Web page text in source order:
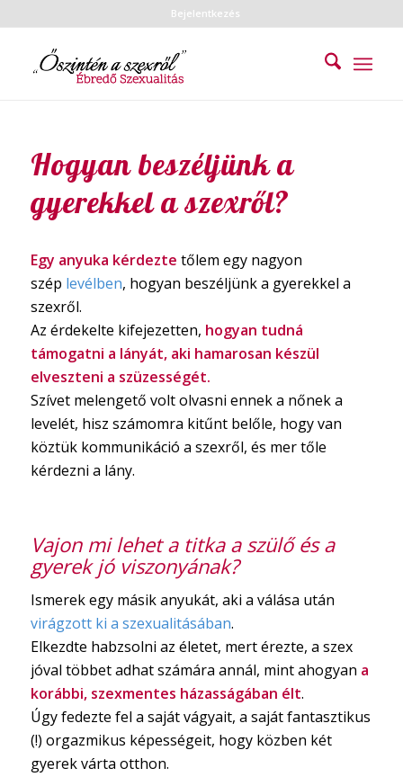
Bejelentkezés
Hogyan beszéljünk a
gyerekkel a szexről?
Egy anyuka kérdezte tőlem egy nagyon
szép levélben, hogyan beszéljünk a gyerekkel a
szexről.
Az érdekelte kifejezetten, hogyan tudná
támogatni a lányát, aki hamarosan készül
elveszteni a szüzességét.
Szívet melengető volt olvasni ennek a nőnek a
levelét, hisz számomra kitűnt belőle, hogy van
köztük kommunikáció a szexről, és mer tőle
kérdezni a lány.
Vajon mi lehet a titka a szülő és a
gyerek jó viszonyának?
Ismerek egy másik anyukát, aki a válása után
virágzott ki a szexualitásában.
Elkezdte habzsolni az életet, mert érezte, a szex
jóval többet adhat számára annál, mint ahogyan a
korábbi, szexmentes házasságában élt.
Úgy fedezte fel a saját vágyait, a saját fantasztikus
(!) orgazmikus képességeit, hogy közben két
gyerek várta otthon.